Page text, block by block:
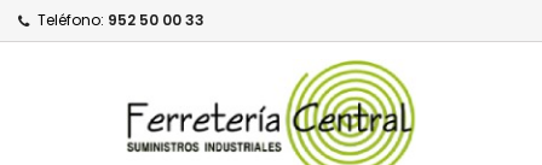
Teléfono: 952 50 00 33